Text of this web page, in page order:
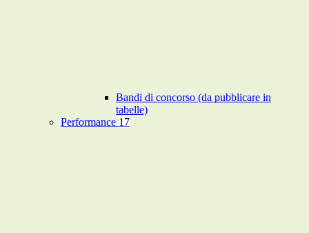
Bandi di concorso (da pubblicare in
tabelle)
Performance 17